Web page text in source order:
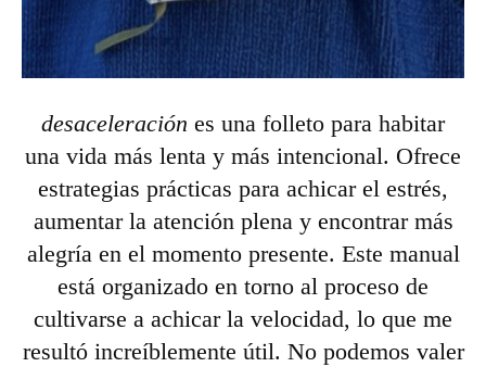
desaceleración es una folleto para habitar
una vida más lenta y más intencional. Ofrece
estrategias prácticas para achicar el estrés,
aumentar la atención plena y encontrar más
alegría en el momento presente. Este manual
está organizado en torno al proceso de
cultivarse a achicar la velocidad, lo que me
resultó increíblemente útil. No podemos valer